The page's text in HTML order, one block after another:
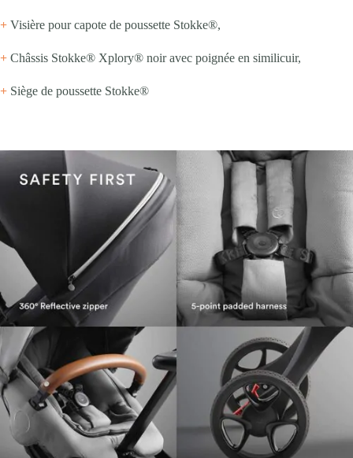
+ Visière pour capote de poussette Stokke®,
+ Châssis Stokke® Xplory® noir avec poignée en similicuir,
+ Siège de poussette Stokke®